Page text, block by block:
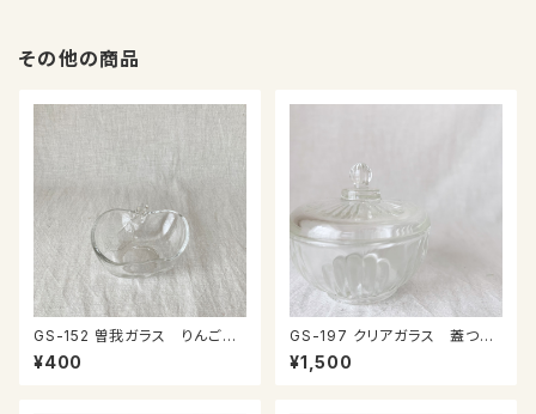
その他の商品
GS-152 曽我ガラス りんごの
ミニ鉢
¥400
GS-197 クリアガラス 蓋つき
小物入れ
¥1,500